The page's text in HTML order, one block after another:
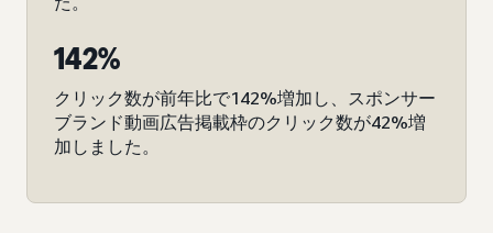
142%
クリック数が前年比で142%増加し、スポンサー
ブランド動画広告掲載枠のクリック数が42%増
加しました。